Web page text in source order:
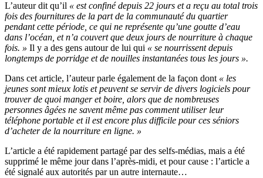
L’auteur dit qu’il « est confiné depuis 22 jours et a reçu au total trois
fois des fournitures de la part de la communauté du quartier
pendant cette période, ce qui ne représente qu’une goutte d’eau
dans l’océan, et n’a couvert que deux jours de nourriture à chaque
fois. » Il y a des gens autour de lui qui « se nourrissent depuis
longtemps de porridge et de nouilles instantanées tous les jours ».
Dans cet article, l’auteur parle également de la façon dont « les
jeunes sont mieux lotis et peuvent se servir de divers logiciels pour
trouver de quoi manger et boire, alors que de nombreuses
personnes âgées ne savent même pas comment utiliser leur
téléphone portable et il est encore plus difficile pour ces séniors
d’acheter de la nourriture en ligne. »
L’article a été rapidement partagé par des selfs-médias, mais a été
supprimé le même jour dans l’après-midi, et pour cause : l’article a
été signalé aux autorités par un autre internaute…